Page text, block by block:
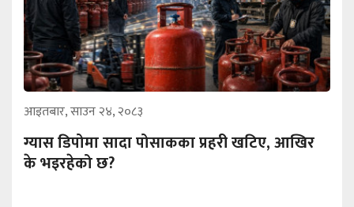
आइतबार, साउन २४, २०८३
ग्यास डिपोमा सादा पोसाकका प्रहरी खटिए, आखिर
के भइरहेको छ?